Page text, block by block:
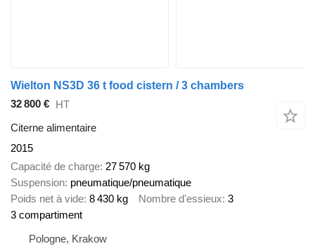
Wielton NS3D 36 t food cistern / 3 chambers
32 800 € HT
Citerne alimentaire
2015
Capacité de charge 27 570 kg
Suspension pneumatique/pneumatique
Poids net à vide 8 430 kg Nombre d'essieux 3
3 compartiment
Pologne, Krakow